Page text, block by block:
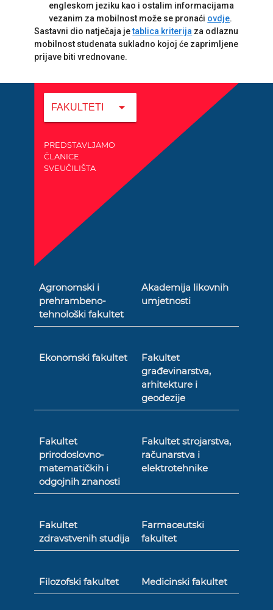
engleskom jeziku kao i ostalim informacijama
vezanim za mobilnost može se pronaći ovdje.
Sastavni dio natječaja jetablica kriterija za odlaznu
mobilnost studenata sukladno kojoj će zaprimljene
prijave biti vrednovane.
FAKULTETI arrow_drop_down
PREDSTAVLJAMO
ČLANICE
SVEUČILIŠTA
Agronomski i
prehrambeno-
tehnološki fakultet
Akademija likovnih
umjetnosti
Ekonomski fakultet
Fakultet
građevinarstva,
arhitekture i
geodezije
Fakultet
prirodoslovno-
matematičkih i
odgojnih znanosti
Fakultet strojarstva,
računarstva i
elektrotehnike
Fakultet
zdravstvenih studija
Farmaceutski
fakultet
Filozofski fakultet Medicinski fakultet